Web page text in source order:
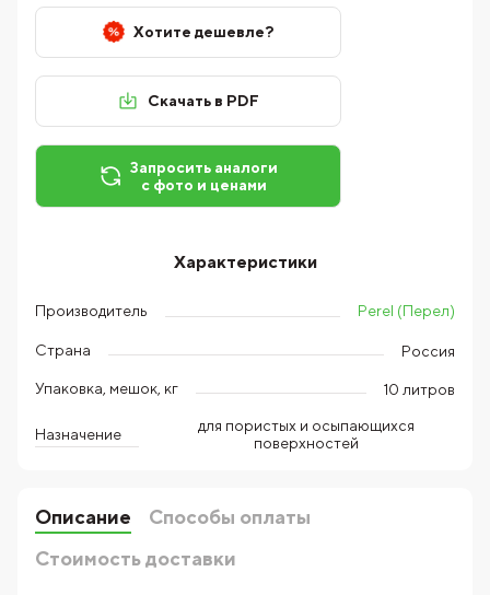
Хотите дешевле?
Скачать в PDF
Запросить аналоги
с фото и ценами
Характеристики
Производитель Perel (Перел)
Страна Россия
Упаковка, мешок, кг 10 литров
Назначение
для пористых и осыпающихся
поверхностей
Описание
Способы оплаты
Стоимость доставки